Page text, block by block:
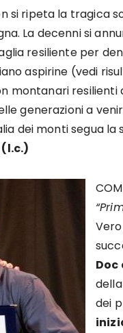
si ripeta la tragica
La decenni si
resiliente per
aspirine (vedi
montanari resilienti
generazioni a
dei monti segua la
(l.c.)
Doc
dei